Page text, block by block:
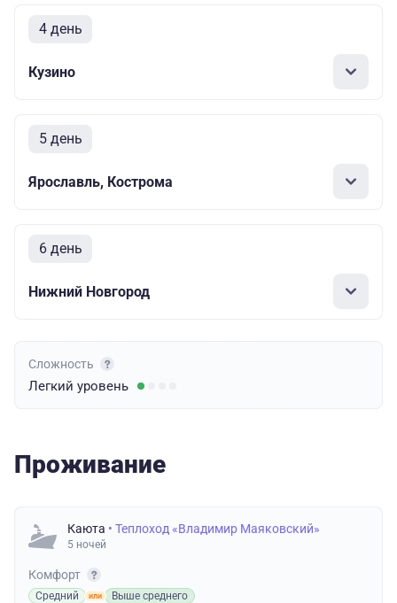
4 день
Кузино
5 день
Ярославль, Кострома
6 день
Нижний Новгород
Сложность
Легкий уровень
Проживание
Каюта • Теплоход «Владимир Маяковский»
5 ночей
Комфорт
Средний Выше среднего